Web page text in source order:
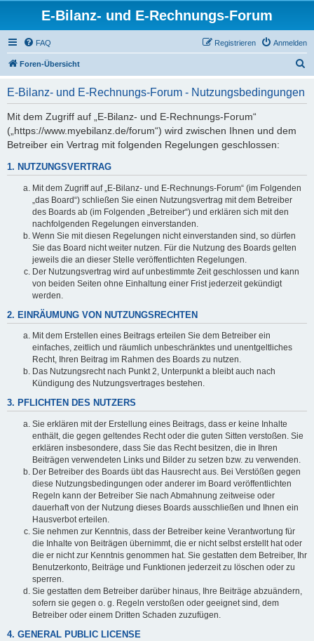
E-Bilanz- und E-Rechnungs-Forum
FAQ Anmelden
Registrieren
Foren-Übersicht
E-Bilanz- und E-Rechnungs-Forum - Nutzungsbedingungen
Mit dem Zugriff auf „E-Bilanz- und E-Rechnungs-Forum“
(„https://www.myebilanz.de/forum“) wird zwischen Ihnen und dem
Betreiber ein Vertrag mit folgenden Regelungen geschlossen:
1. NUTZUNGSVERTRAG
Mit dem Zugriff auf „E-Bilanz- und E-Rechnungs-Forum“ (im Folgenden
„das Board“) schließen Sie einen Nutzungsvertrag mit dem Betreiber
des Boards ab (im Folgenden „Betreiber“) und erklären sich mit den
nachfolgenden Regelungen einverstanden.
Wenn Sie mit diesen Regelungen nicht einverstanden sind, so dürfen
Sie das Board nicht weiter nutzen. Für die Nutzung des Boards gelten
jeweils die an dieser Stelle veröffentlichten Regelungen.
Der Nutzungsvertrag wird auf unbestimmte Zeit geschlossen und kann
von beiden Seiten ohne Einhaltung einer Frist jederzeit gekündigt
werden.
2. EINRÄUMUNG VON NUTZUNGSRECHTEN
Mit dem Erstellen eines Beitrags erteilen Sie dem Betreiber ein
einfaches, zeitlich und räumlich unbeschränktes und unentgeltliches
Recht, Ihren Beitrag im Rahmen des Boards zu nutzen.
Das Nutzungsrecht nach Punkt 2, Unterpunkt a bleibt auch nach
Kündigung des Nutzungsvertrages bestehen.
3. PFLICHTEN DES NUTZERS
Sie erklären mit der Erstellung eines Beitrags, dass er keine Inhalte
enthält, die gegen geltendes Recht oder die guten Sitten verstoßen. Sie
erklären insbesondere, dass Sie das Recht besitzen, die in Ihren
Beiträgen verwendeten Links und Bilder zu setzen bzw. zu verwenden.
Der Betreiber des Boards übt das Hausrecht aus. Bei Verstößen gegen
diese Nutzungsbedingungen oder anderer im Board veröffentlichten
Regeln kann der Betreiber Sie nach Abmahnung zeitweise oder
dauerhaft von der Nutzung dieses Boards ausschließen und Ihnen ein
Hausverbot erteilen.
Sie nehmen zur Kenntnis, dass der Betreiber keine Verantwortung für
die Inhalte von Beiträgen übernimmt, die er nicht selbst erstellt hat oder
die er nicht zur Kenntnis genommen hat. Sie gestatten dem Betreiber, Ihr
Benutzerkonto, Beiträge und Funktionen jederzeit zu löschen oder zu
sperren.
Sie gestatten dem Betreiber darüber hinaus, Ihre Beiträge abzuändern,
sofern sie gegen o. g. Regeln verstoßen oder geeignet sind, dem
Betreiber oder einem Dritten Schaden zuzufügen.
4. GENERAL PUBLIC LICENSE